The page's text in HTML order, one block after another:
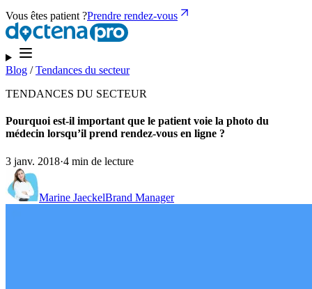
Vous êtes patient ?Prendre rendez-vous
Blog /Tendances du secteur
TENDANCES DU SECTEUR
Pourquoi est-il important que le patient voie la photo du
médecin lorsqu’il prend rendez-vous en ligne ?
3 janv. 2018·4 min de lecture
Marine JaeckelBrand Manager